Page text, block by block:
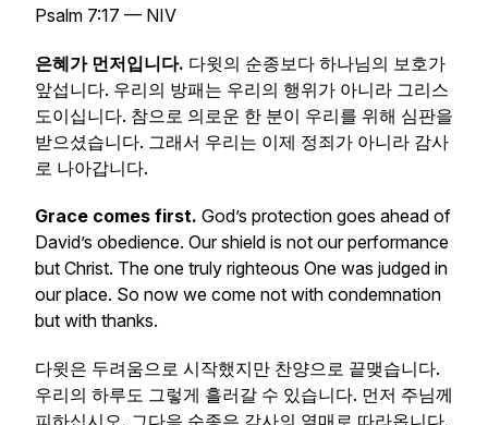
Psalm 7:17 — NIV
은혜가 먼저입니다. 다윗의 순종보다 하나님의 보호가
앞섭니다. 우리의 방패는 우리의 행위가 아니라 그리스
도이십니다. 참으로 의로운 한 분이 우리를 위해 심판을
받으셨습니다. 그래서 우리는 이제 정죄가 아니라 감사
로 나아갑니다.
Grace comes first. God’s protection goes ahead of
David’s obedience. Our shield is not our performance
but Christ. The one truly righteous One was judged in
our place. So now we come not with condemnation
but with thanks.
다윗은 두려움으로 시작했지만 찬양으로 끝맺습니다.
우리의 하루도 그렇게 흘러갈 수 있습니다. 먼저 주님께
피하십시오. 그다음 순종은 감사의 열매로 따라옵니다.